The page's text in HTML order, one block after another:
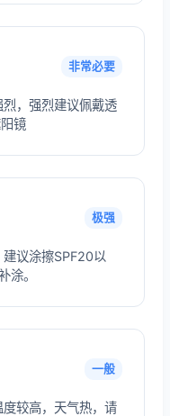
非常必要
，强烈建议佩戴透
镜
极强
议涂擦SPF20以
涂。
一般
较高，天气热，请